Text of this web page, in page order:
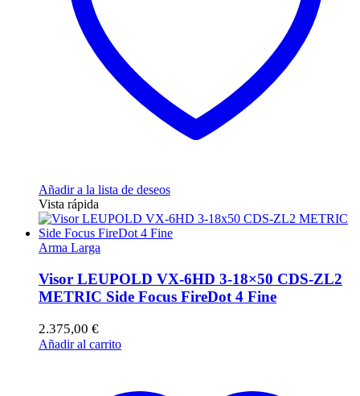
Añadir a la lista de deseos
Vista rápida
Arma Larga
Visor LEUPOLD VX-6HD 3-18×50 CDS-ZL2
METRIC Side Focus FireDot 4 Fine
2.375,00 €
Añadir al carrito